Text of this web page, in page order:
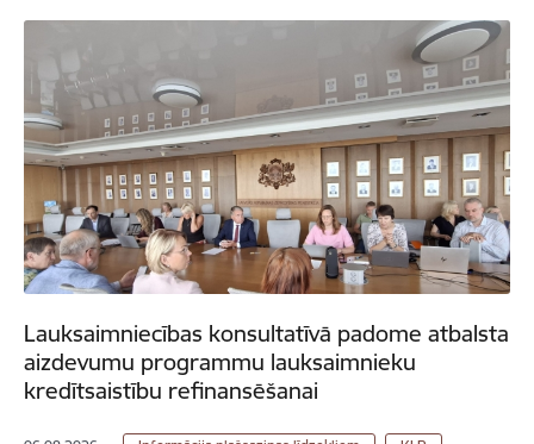
Lauksaimniecības konsultatīvā padome atbalsta
aizdevumu programmu lauksaimnieku
kredītsaistību refinansēšanai